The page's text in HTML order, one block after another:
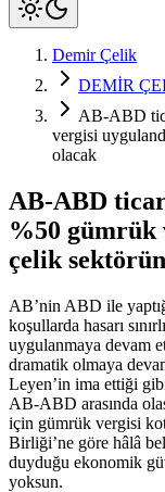
Demir Çelik
DEMİR
AB-ABD
vergisi
olacak
AB-ABD
%50 gümrük
çelik
AB’nin ABD ile
koşullarda hasarı
uygulanmaya devam
dramatik olmaya
Leyen’in ima ettiği
AB-ABD arasında
için gümrük vergisi
Birliği’ne göre hâlâ
duyduğu ekonomik
yoksun.